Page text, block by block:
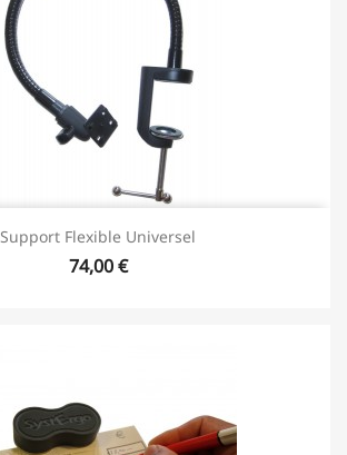
Support Flexible Universel
74,00 €